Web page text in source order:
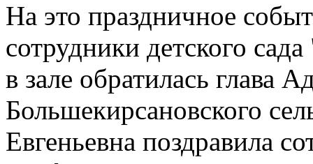
На это праздничное
сотрудники детского
в зале обратилась глава
Большекирсановского
Евгеньевна поздравила